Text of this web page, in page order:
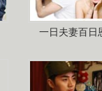
一日夫妻百日